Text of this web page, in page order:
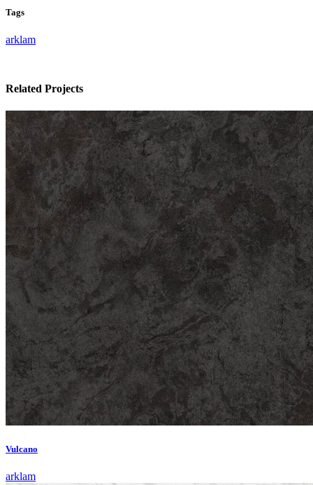
Tags
arklam
Related Projects
Vulcano
arklam